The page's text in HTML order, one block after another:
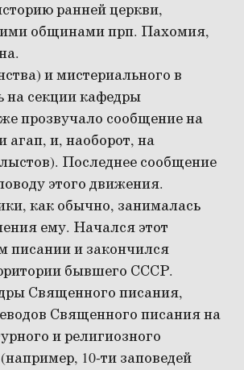
ранней церкви,
общинами прп. Пахомия,
и мистериального в
на секции кафедры
прозвучало сообщение на
агап, и, наоборот, на
Последнее сообщение
этого движения.
как обычно, занималась
ему. Начался этот
писании и закончился
бывшего СССР.
Священного писания,
Священного писания на
и религиозного
10-ти заповедей